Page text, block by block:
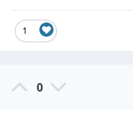
1
0